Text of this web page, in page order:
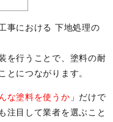
事における 下地処理の
を行うことで、塗料の耐
とにつながります。
な塗料を使うか 」だけで
注目して業者を選ぶこと